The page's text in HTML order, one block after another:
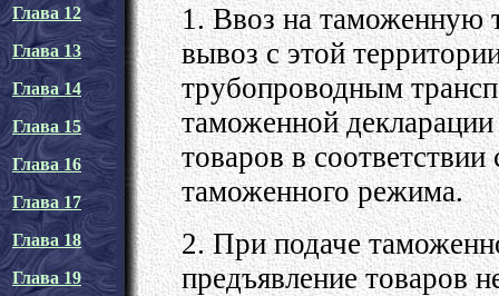
Глава 12
Глава 13
Глава 14
Глава 15
Глава 16
Глава 17
Глава 18
Глава 19
1. Ввоз на таможенную
вывоз с этой
трубопроводным
таможенной
товаров в
таможенного режима.
2. При подаче
предъявление товаров